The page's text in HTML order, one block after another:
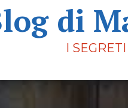
di
I